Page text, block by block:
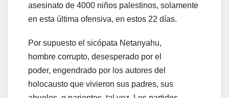
asesinato de 4000 niños palestinos, solamente
en esta última ofensiva, en estos 22 días.
Por supuesto el sicópata Netanyahu,
hombre corrupto, desesperado por el
poder, engendrado por los autores del
holocausto que vivieron sus padres, sus